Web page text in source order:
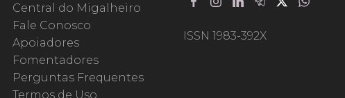
Central do Migalheiro
Fale Conosco
Apoiadores
Fomentadores
Perguntas Frequentes
Termos de Uso
ISSN 1983-392X